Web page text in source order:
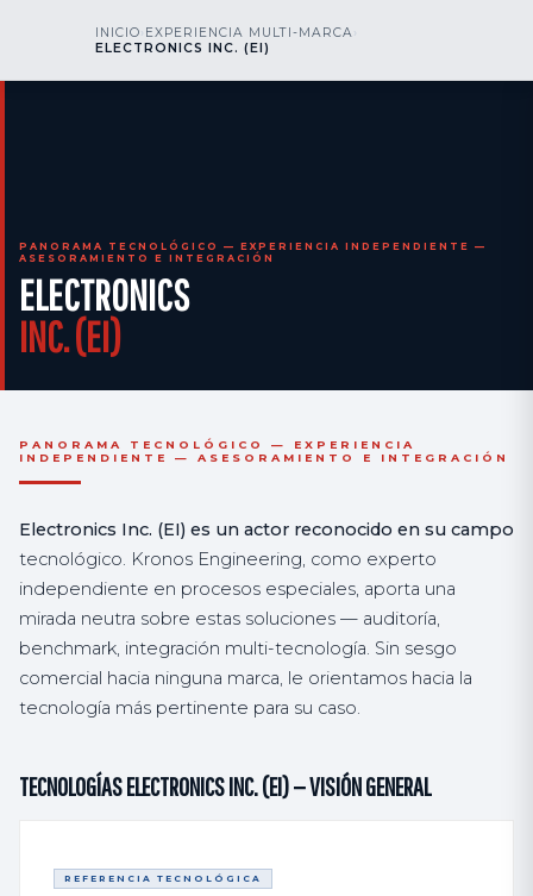
nos
engineering
LLÁMENOS AOG 24/7
PANORAMA TECNOLÓGICO — EXPERIENCIA INDEPENDIENTE —
ASESORAMIENTO E INTEGRACIÓN
ELECTRONICS
INC. (EI)
INICIO EXPERIENCIA MULTI-MARCA
ELECTRONICS INC. (EI)
PANORAMA TECNOLÓGICO — EXPERIENCIA
INDEPENDIENTE — ASESORAMIENTO E INTEGRACIÓN
Electronics Inc. (EI) es un actor reconocido en su campo
tecnológico. Kronos Engineering, como experto
independiente en procesos especiales, aporta una
mirada neutra sobre estas soluciones — auditoría,
benchmark, integración multi-tecnología. Sin sesgo
comercial hacia ninguna marca, le orientamos hacia la
tecnología más pertinente para su caso.
TECNOLOGÍAS ELECTRONICS INC. (EI) — VISIÓN GENERAL
REFERENCIA TECNOLÓGICA